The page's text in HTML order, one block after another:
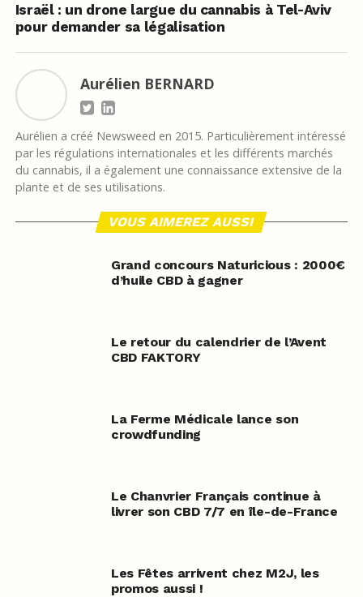
Israël : un drone largue du cannabis à Tel-Aviv
pour demander sa légalisation
Aurélien BERNARD
Aurélien a créé Newsweed en 2015. Particulièrement intéressé
par les régulations internationales et les différents marchés
du cannabis, il a également une connaissance extensive de la
plante et de ses utilisations.
VOUS AIMEREZ AUSSI
Grand concours Naturicious : 2000€
d’huile CBD à gagner
Le retour du calendrier de l’Avent
CBD FAKTORY
La Ferme Médicale lance son
crowdfunding
Le Chanvrier Français continue à
livrer son CBD 7/7 en île-de-France
Les Fêtes arrivent chez M2J, les
promos aussi !